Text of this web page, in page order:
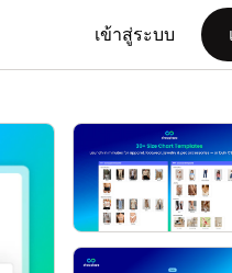
เข้าสู่ระบบ